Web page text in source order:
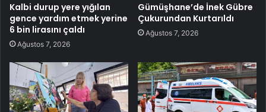
Kalbi durup yere yığılan
gence yardım etmek yerine
6 bin lirasını çaldı
Ağustos 7, 2026
Gümüşhane’de İnek Gübre
Çukurundan Kurtarıldı
Ağustos 7, 2026